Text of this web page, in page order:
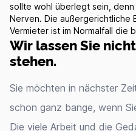
sollte wohl überlegt sein,
Nerven. Die außergerichtliche
Vermieter ist im Normalfall die
Wir lassen Sie
stehen.
Sie möchten in nächster
schon ganz bange, wenn
Die viele Arbeit und die